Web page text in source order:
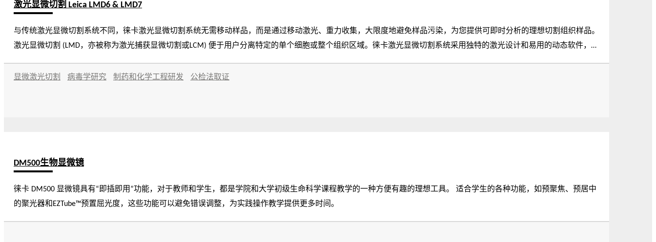
激光显微切割 Leica LMD6 & LMD7
与传统激光显微切割系统不同，徕卡激光显微切割系统无需移动样品，而是通过移动激光、重力收集，大限度地避免样品污染，为您提供可即时分析的理想切割组织样品。
激光显微切割 (LMD，亦被称为激光捕获显微切割或LCM) 便于用户分离特定的单个细胞或整个组织区域。徕卡激光显微切割系统采用独特的激光设计和易用的动态软件，从
测序(NGS)。神经学、癌症研究、植物分析、法医学或气候研究人员均借助这种显微切割技术进行学科研究。此外，激光显微切割也是活细胞培养 (LCC) 的一款理想工具，可
显微激光切割 病毒学研究 制药和化学工程研发 公检法取证
DM500生物显微镜
徕卡 DM500 显微镜具有“即插即用”功能，对于教师和学生，都是学院和大学初级生命科学课程教学的一种方便有趣的理想工具。 适合学生的各种功能，如预聚焦、预居中
的聚光器和EZTube™预置屈光度，这些功能可以避免错误调整，为实践操作教学提供更多时间。